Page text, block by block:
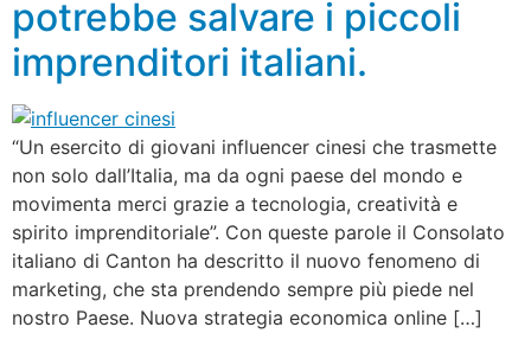
potrebbe salvare i piccoli
imprenditori italiani.
“Un esercito di giovani influencer cinesi che trasmette
non solo dall’Italia, ma da ogni paese del mondo e
movimenta merci grazie a tecnologia, creatività e
spirito imprenditoriale”. Con queste parole il Consolato
italiano di Canton ha descritto il nuovo fenomeno di
marketing, che sta prendendo sempre più piede nel
nostro Paese. Nuova strategia economica online […]